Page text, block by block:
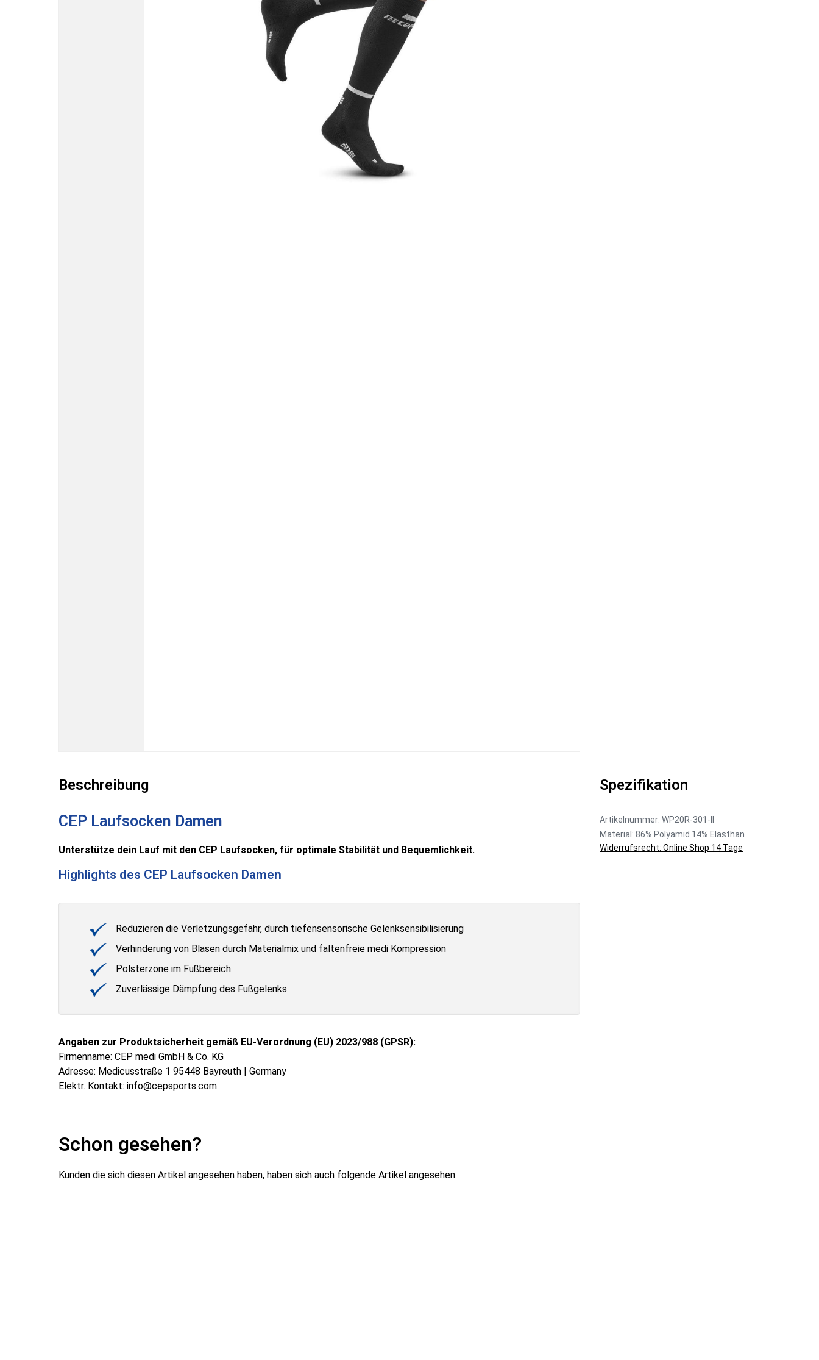
Beschreibung
CEP Laufsocken Damen
Unterstütze dein Lauf mit den CEP Laufsocken, für optimale Stabilität und Bequemlichkeit.
Highlights des CEP Laufsocken Damen
Reduzieren die Verletzungsgefahr, durch tiefensensorische Gelenksensibilisierung
Verhinderung von Blasen durch Materialmix und faltenfreie medi Kompression
Polsterzone im Fußbereich
Zuverlässige Dämpfung des Fußgelenks
Angaben zur Produktsicherheit gemäß EU-Verordnung (EU) 2023/988 (GPSR):
Firmenname: CEP medi GmbH & Co. KG
Adresse: Medicusstraße 1 95448 Bayreuth | Germany
Elektr. Kontakt: info@cepsports.com
Spezifikation
Artikelnummer: WP20R-301-II
Material: 86% Polyamid 14% Elasthan
Widerrufsrecht: Online Shop 14 Tage
Schon gesehen?
Kunden die sich diesen Artikel angesehen haben, haben sich auch folgende Artikel angesehen.